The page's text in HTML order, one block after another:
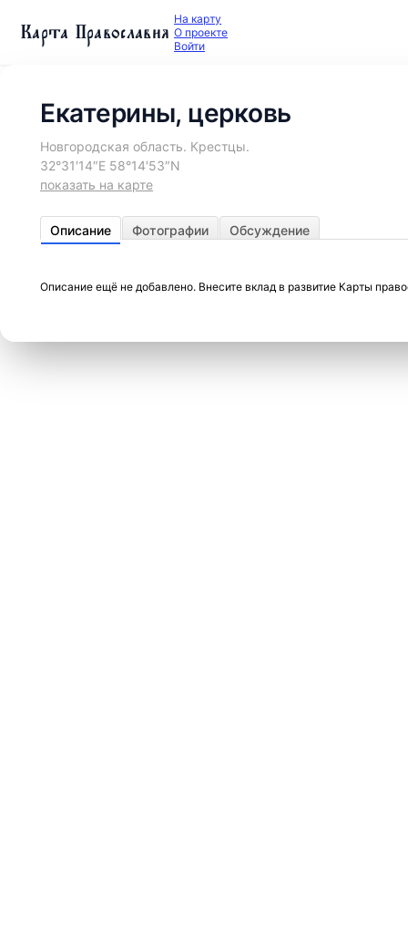
Карта Православия На карту
О проекте
Войти
Екатерины, церковь
Новгородская область. Крестцы.
32°31′14″E 58°14′53″N
показать на карте
Описание Фотографии Обсуждение
Описание ещё не добавлено. Внесите вклад в развитие Карты